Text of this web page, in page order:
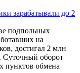
зарабатывали до 2
подпольных
на
достигал 2 млн
Суточный оборот
пунктов обмена